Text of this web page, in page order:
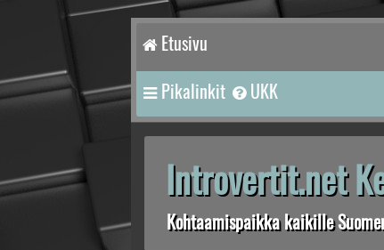
Etusivu
Pikalinkit UKK
Introvertit.net
Kohtaamispaikka kaikille